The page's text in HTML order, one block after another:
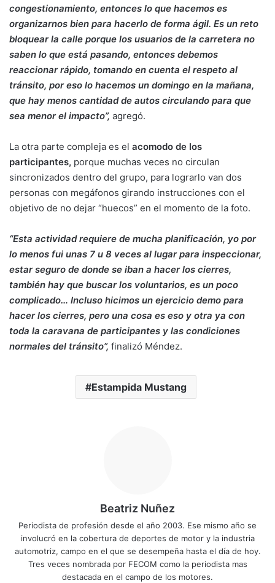
congestionamiento, entonces lo que hacemos es
organizarnos bien para hacerlo de forma ágil. Es un reto
bloquear la calle porque los usuarios de la carretera no
saben lo que está pasando, entonces debemos
reaccionar rápido, tomando en cuenta el respeto al
tránsito, por eso lo hacemos un domingo en la mañana,
que hay menos cantidad de autos circulando para que
sea menor el impacto”, agregó.
La otra parte compleja es el acomodo de los
participantes, porque muchas veces no circulan
sincronizados dentro del grupo, para lograrlo van dos
personas con megáfonos girando instrucciones con el
objetivo de no dejar “huecos” en el momento de la foto.
“Esta actividad requiere de mucha planificación, yo por
lo menos fui unas 7 u 8 veces al lugar para inspeccionar,
estar seguro de donde se iban a hacer los cierres,
también hay que buscar los voluntarios, es un poco
complicado… Incluso hicimos un ejercicio demo para
hacer los cierres, pero una cosa es eso y otra ya con
toda la caravana de participantes y las condiciones
normales del tránsito”, finalizó Méndez.
Estampida Mustang
Beatriz Nuñez
Periodista de profesión desde el año 2003. Ese mismo año se
involucró en la cobertura de deportes de motor y la industria
automotriz, campo en el que se desempeña hasta el día de hoy.
Tres veces nombrada por FECOM como la periodista mas
destacada en el campo de los motores.